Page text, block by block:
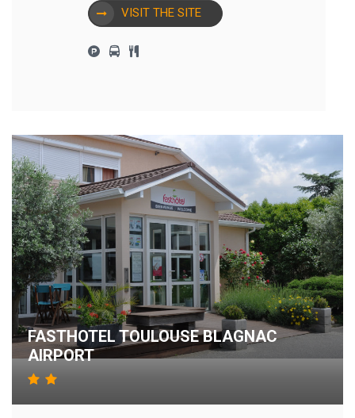
VISIT THE SITE
FASTHOTEL TOULOUSE BLAGNAC
AIRPORT